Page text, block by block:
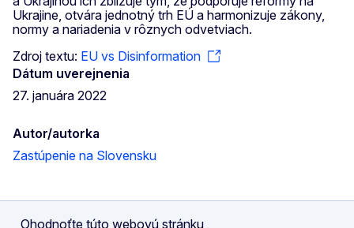
Ukrajine, otvára jednotný trh EÚ a harmonizuje zákony,
normy a nariadenia v rôznych odvetviach.
Zdroj textu: EU vs Disinformation
Dátum uverejnenia
27. januára 2022
Autor/autorka
Zastúpenie na Slovensku
Ohodnoťte túto webovú stránku